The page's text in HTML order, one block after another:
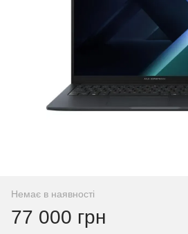
Немає в наявності
77 000 грн